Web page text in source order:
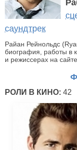
саундтрек
Райан Рейнольдс
биография, работы в
и режиссерах на
РОЛИ В КИНО: 42